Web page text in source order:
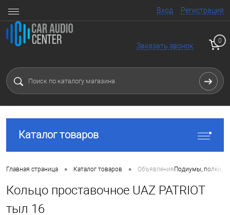
Вход Регистрация
Заказать звонок
0
Каталог товаров
Главная страница • Каталог товаров • ОбъявленияПодиумы, полки,
Кольцо проставочное UAZ PATRIOT
тыл 16